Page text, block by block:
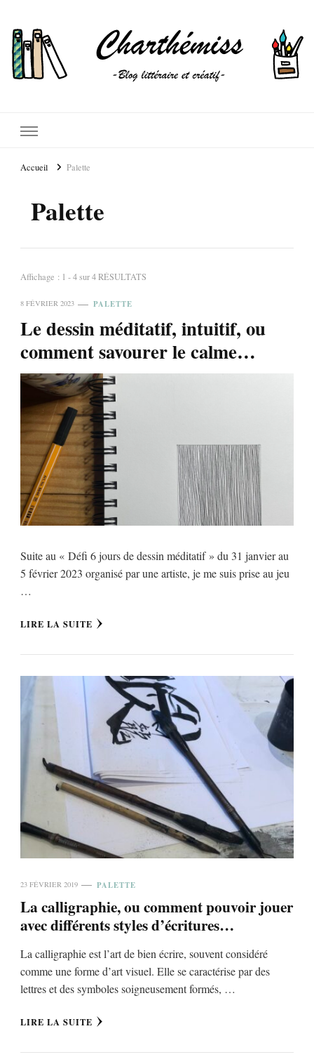
Accueil Palette
Palette
Affichage : 1 - 4 sur 4 RÉSULTATS
8 FÉVRIER 2023 PALETTE
Le dessin méditatif, intuitif, ou
comment savourer le calme…
Suite au « Défi 6 jours de dessin méditatif » du 31 janvier au
5 février 2023 organisé par une artiste, je me suis prise au jeu
…
LIRE LA SUITE
23 FÉVRIER 2019 PALETTE
La calligraphie, ou comment pouvoir jouer
avec différents styles d’écritures…
La calligraphie est l’art de bien écrire, souvent considéré
comme une forme d’art visuel. Elle se caractérise par des
lettres et des symboles soigneusement formés, …
LIRE LA SUITE